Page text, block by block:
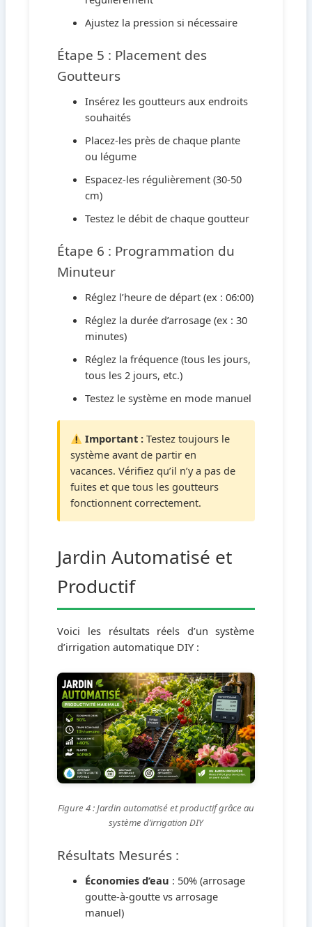
Ajustez la pression si nécessaire
Étape 5 : Placement des
Goutteurs
Insérez les goutteurs aux endroits
souhaités
Placez-les près de chaque plante
ou légume
Espacez-les régulièrement (30-50
cm)
Testez le débit de chaque goutteur
Étape 6 : Programmation du
Minuteur
Réglez l’heure de départ (ex : 06:00)
Réglez la durée d’arrosage (ex : 30
minutes)
Réglez la fréquence (tous les jours,
tous les 2 jours, etc.)
Testez le système en mode manuel
Important : Testez toujours le
système avant de partir en
vacances. Vérifiez qu’il n’y a pas de
fuites et que tous les goutteurs
fonctionnent correctement.
Jardin Automatisé et
Productif
Voici les résultats réels d’un système
d’irrigation automatique DIY :
Figure 4 : Jardin automatisé et productif grâce au
système d’irrigation DIY
Résultats Mesurés :
Économies d’eau : 50% (arrosage
goutte-à-goutte vs arrosage
manuel)